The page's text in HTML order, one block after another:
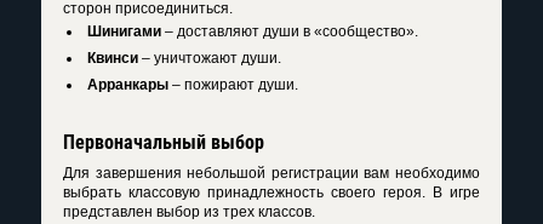
сторон присоединиться.
Шинигами – доставляют души в «сообщество».
Квинси – уничтожают души.
Арранкары – пожирают души.
Первоначальный выбор
Для завершения небольшой регистрации вам необходимо
выбрать классовую принадлежность своего героя. В игре
представлен выбор из трех классов.